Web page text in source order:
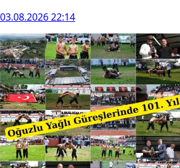
03.08.2026 22:14